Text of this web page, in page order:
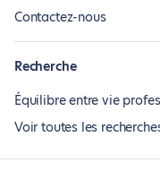
Contactez-nous
Recherche
Équilibre entre vie
Voir toutes les